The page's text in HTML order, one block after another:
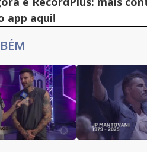
app aqui!